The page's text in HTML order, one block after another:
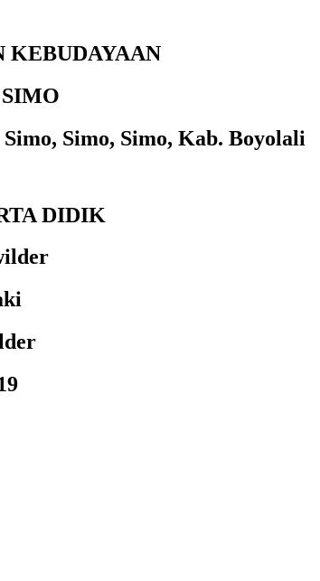
KEBUDAYAAN
Simo, Simo, Kab. Boyolali
DIDIK